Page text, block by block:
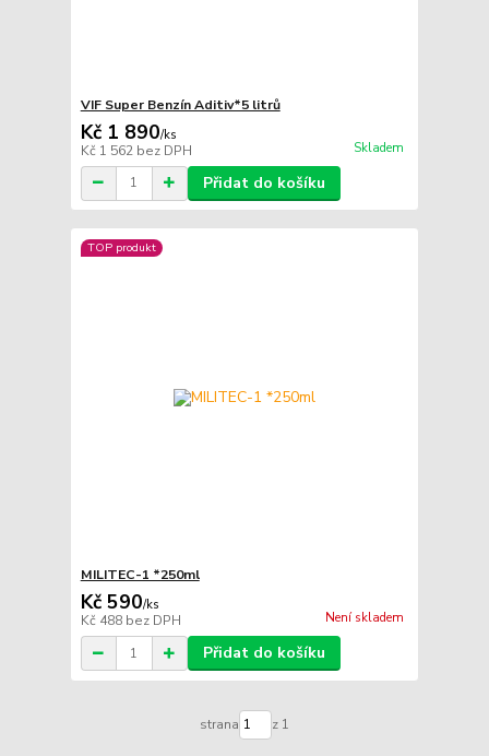
VIF Super Benzín Aditiv*5 litrů
Kč 1 890/ks
Kč 1 562 bez DPH Skladem
Přidat do košíku
TOP produkt
MILITEC-1 *250ml
Kč 590/ks
Kč 488 bez DPH Není skladem
Přidat do košíku
strana z 1